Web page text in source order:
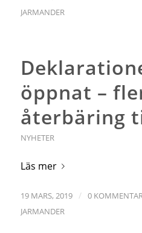
JARMANDER
öppnat –
återbäring
NYHETER
Läs mer
19 MARS, 2019 / 0
JARMANDER